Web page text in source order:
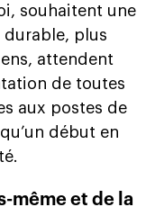
souhaitent une
durable, plus
attendent
de toutes
aux postes de
début en
même et de la